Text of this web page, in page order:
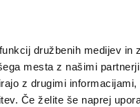
družbenih medijev in
mesta z našimi
z drugimi informacijami,
Če želite še naprej
ŠPORT ŠE